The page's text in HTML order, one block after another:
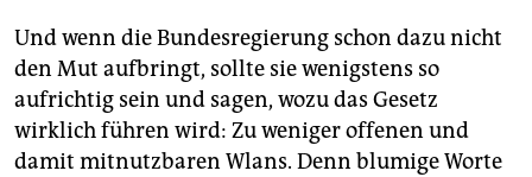
Und wenn die Bundesregierung schon dazu nicht
den Mut aufbringt, sollte sie wenigstens so
aufrichtig sein und sagen, wozu das Gesetz
wirklich führen wird: Zu weniger offenen und
damit mitnutzbaren Wlans. Denn blumige Worte